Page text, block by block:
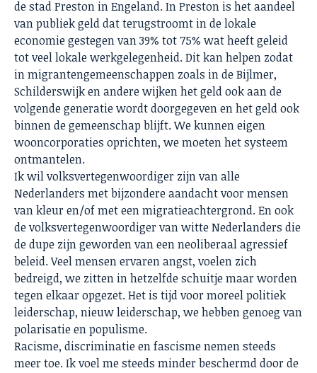
de stad Preston in Engeland. In Preston is het aandeel
van publiek geld dat terugstroomt in de lokale
economie gestegen van 39% tot 75% wat heeft geleid
tot veel lokale werkgelegenheid. Dit kan helpen zodat
in migrantengemeenschappen zoals in de Bijlmer,
Schilderswijk en andere wijken het geld ook aan de
volgende generatie wordt doorgegeven en het geld ook
binnen de gemeenschap blijft. We kunnen eigen
wooncorporaties oprichten, we moeten het systeem
ontmantelen.
Ik wil volksvertegenwoordiger zijn van alle
Nederlanders met bijzondere aandacht voor mensen
van kleur en/of met een migratieachtergrond. En ook
de volksvertegenwoordiger van witte Nederlanders die
de dupe zijn geworden van een neoliberaal agressief
beleid. Veel mensen ervaren angst, voelen zich
bedreigd, we zitten in hetzelfde schuitje maar worden
tegen elkaar opgezet. Het is tijd voor moreel politiek
leiderschap, nieuw leiderschap, we hebben genoeg van
polarisatie en populisme.
Racisme, discriminatie en fascisme nemen steeds
meer toe. Ik voel me steeds minder beschermd door de